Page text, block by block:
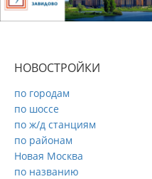
НОВОСТРОЙКИ
по городам
по шоссе
по ж/д станциям
по районам
Новая Москва
по названию